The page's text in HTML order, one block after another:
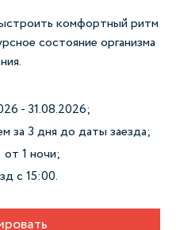
комфортный ритм
состояние организма
- 31.08.2026;
за 3 дня до даты заезда;
1 ночи;
с 15:00.